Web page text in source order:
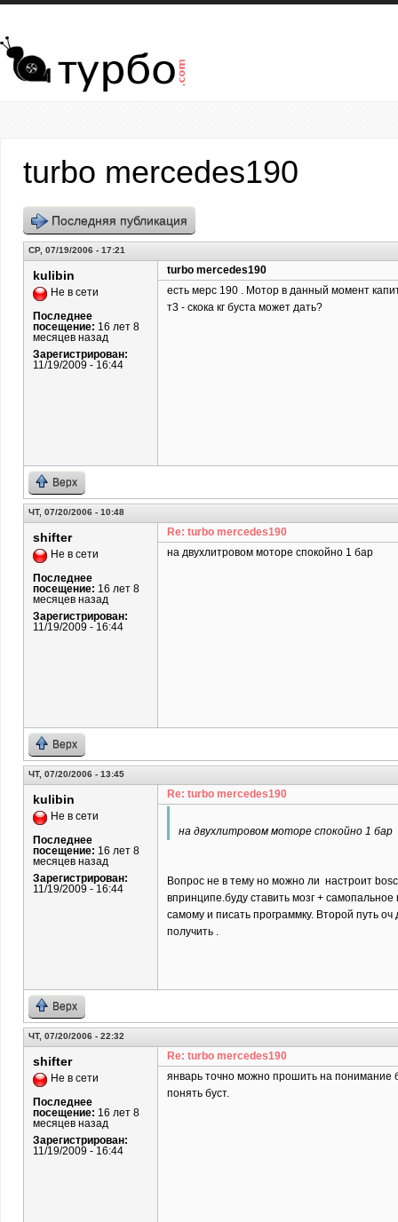
Перейти к основному содержанию
turbo mercedes190
Последняя публикация
СР, 07/19/2006 - 17:21
kulibin
Не в сети
Последнее
посещение: 16 лет 8
месяцев назад
Зарегистрирован:
11/19/2009 - 16:44
turbo mercedes190
есть мерс 190 . Мотор в данный момент
т3 - скока кг буста может дать?
Верх
ЧТ, 07/20/2006 - 10:48
shifter
Не в сети
Последнее
посещение: 16 лет 8
месяцев назад
Зарегистрирован:
11/19/2009 - 16:44
Re: turbo mercedes190
на двухлитровом моторе спокойно 1 бар
Верх
ЧТ, 07/20/2006 - 13:45
kulibin
Не в сети
Последнее
посещение: 16 лет 8
месяцев назад
Зарегистрирован:
11/19/2009 - 16:44
Re: turbo mercedes190
на двухлитровом моторе спокойно 1 бар
Вопрос не в тему но можно ли настроит
впринципе.буду ставить мозг +
самому и писать программку. Второй путь
получить .
Верх
ЧТ, 07/20/2006 - 22:32
shifter
Не в сети
Последнее
посещение: 16 лет 8
месяцев назад
Зарегистрирован:
11/19/2009 - 16:44
Re: turbo mercedes190
январь точно можно прошить на понимание
понять буст.